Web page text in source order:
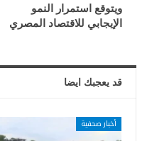
ويتوقع استمرار النمو
الإيجابي للاقتصاد المصري
قد يعجبك ايضا
أخبار صحفية